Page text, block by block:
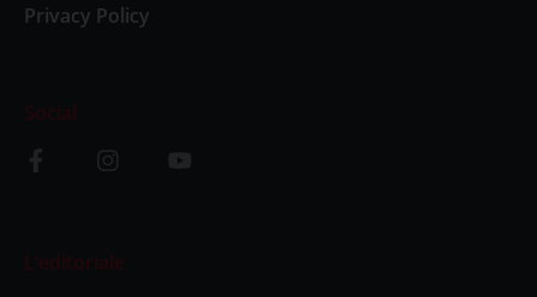
Privacy Policy
Social
L’editoriale